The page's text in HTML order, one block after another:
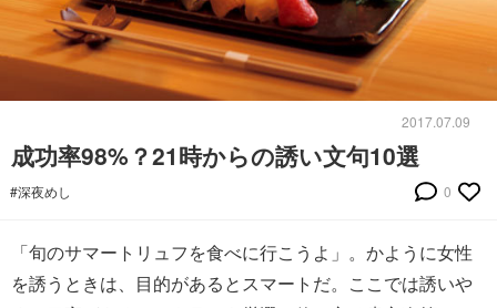
2017.07.09
成功率98%？21時からの誘い文句10選
#深夜めし 0
「旬のサマートリュフを食べに行こうよ」。かように女性
を誘うときは、目的があるとスマートだ。ここでは誘いや